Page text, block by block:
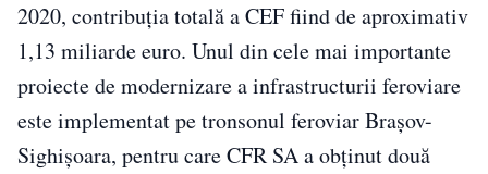
2020, contribuţia totală a CEF fiind de aproximativ
1,13 miliarde euro. Unul din cele mai importante
proiecte de modernizare a infrastructurii feroviare
este implementat pe tronsonul feroviar Braşov-
Sighişoara, pentru care CFR SA a obţinut două